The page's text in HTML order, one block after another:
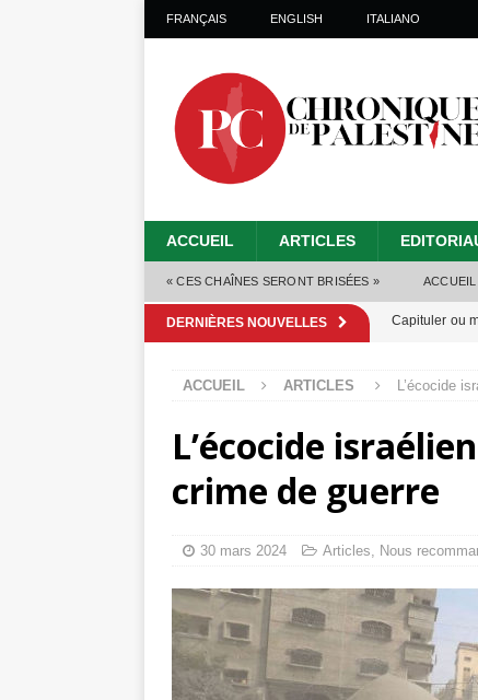
FRANÇAIS ENGLISH ITALIANO
ACCUEIL ARTICLES
« CES CHAÎNES SERONT BRISÉES » ACCUEIL
DERNIÈRES NOUVELLES Capituler ou
Mille jours
Les
tueries[ 4
Gaza : les
ACCUEIL ARTICLES L’écocide
L’écocide
crime de guerre
30 mars 2024 Articles, Nous